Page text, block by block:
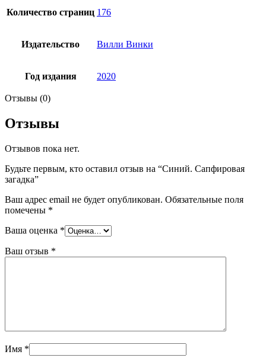
Количество страниц 176
Издательство Вилли Винки
Год издания 2020
Отзывы (0)
Отзывы
Отзывов пока нет.
Будьте первым, кто оставил отзыв на “Синий. Сапфировая
загадка”
Ваш адрес email не будет опубликован. Обязательные поля
помечены *
Ваша оценка *
Ваш отзыв *
Имя *